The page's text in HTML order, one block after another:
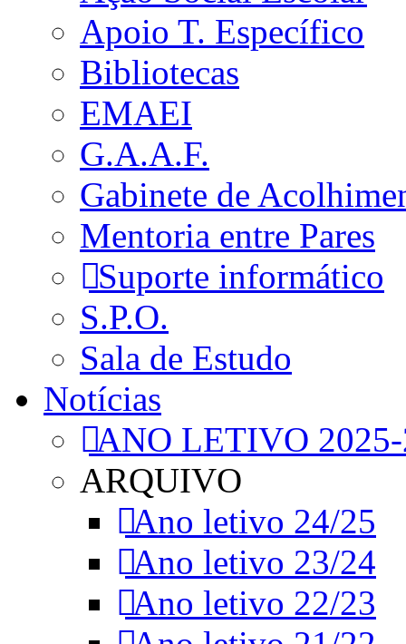
Apoio T. Específico
Bibliotecas
EMAEI
G.A.A.F.
Gabinete de
Mentoria entre Pares
Suporte informático
S.P.O.
Sala de Estudo
Notícias
ANO LETIVO
ARQUIVO
Ano letivo 24/25
Ano letivo 23/24
Ano letivo 22/23